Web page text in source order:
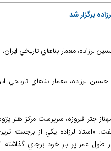
برگزار شد
لرزاده، معمار بناهاي تاريخي ايران،
لرزاده، معمار بناهاي تاريخي
چتر فيروزه، سرپرست مركز هنر
«استاد لرزاده يكي از برجسته
طول عمر پر بار خود برجاي